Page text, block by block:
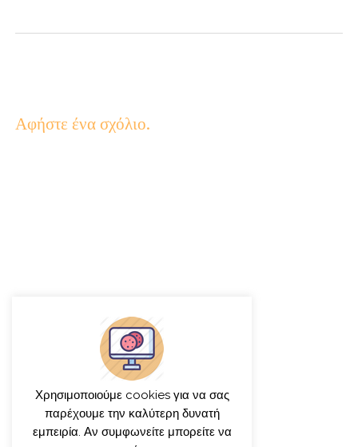
Αφήστε ένα σχόλιο.
Χρησιμοποιούμε cookies για να σας
παρέχουμε την καλύτερη δυνατή
εμπειρία. Αν συμφωνείτε μπορείτε να